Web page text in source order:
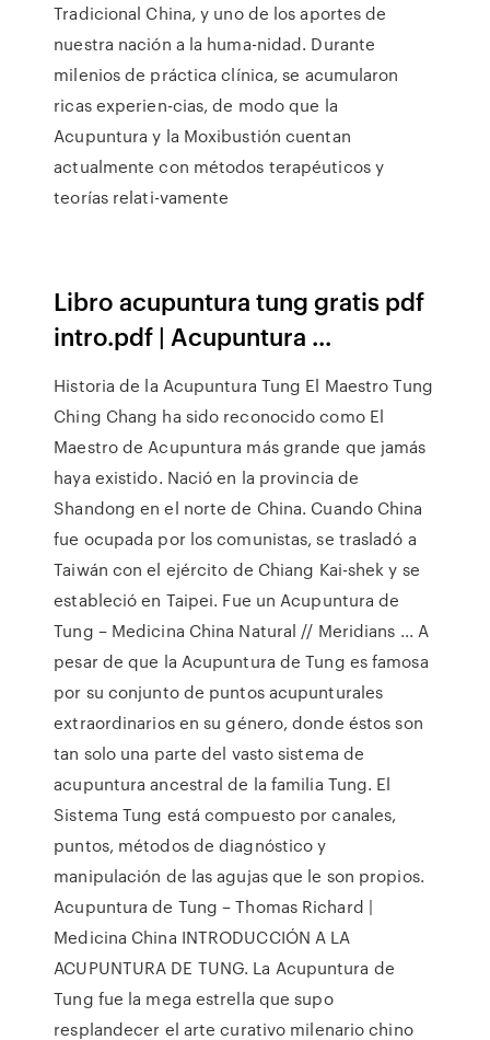
Tradicional China, y uno de los aportes de
nuestra nación a la huma-nidad. Durante
milenios de práctica clínica, se acumularon
ricas experien-cias, de modo que la
Acupuntura y la Moxibustión cuentan
actualmente con métodos terapéuticos y
teorías relati-vamente
Libro acupuntura tung gratis pdf
intro.pdf | Acupuntura ...
Historia de la Acupuntura Tung El Maestro Tung
Ching Chang ha sido reconocido como El
Maestro de Acupuntura más grande que jamás
haya existido. Nació en la provincia de
Shandong en el norte de China. Cuando China
fue ocupada por los comunistas, se trasladó a
Taiwán con el ejército de Chiang Kai-shek y se
estableció en Taipei. Fue un Acupuntura de
Tung – Medicina China Natural // Meridians ... A
pesar de que la Acupuntura de Tung es famosa
por su conjunto de puntos acupunturales
extraordinarios en su género, donde éstos son
tan solo una parte del vasto sistema de
acupuntura ancestral de la familia Tung. El
Sistema Tung está compuesto por canales,
puntos, métodos de diagnóstico y
manipulación de las agujas que le son propios.
Acupuntura de Tung – Thomas Richard |
Medicina China INTRODUCCIÓN A LA
ACUPUNTURA DE TUNG. La Acupuntura de
Tung fue la mega estrella que supo
resplandecer el arte curativo milenario chino